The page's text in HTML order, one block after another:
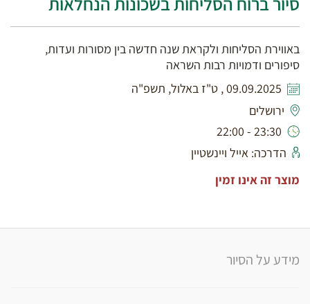
באווירת הסליחות ולקראת שנה חדשה בין מסורות ועדות,
סיפורים ודמויות רבות השראה
09.09.2025 , ט"ז באלול, תשפ"ה
ירושלים
23:30 - 22:00
הדרכה: אייל ויינשטיין
מוצר זה אינו זמין
מידע על הסיור